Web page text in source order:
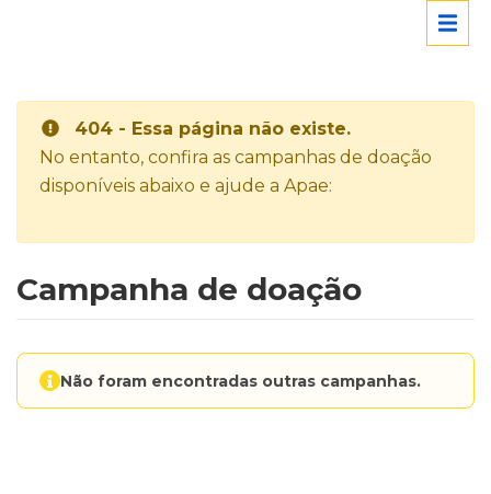
404 - Essa página não existe.
No entanto, confira as campanhas de doação
disponíveis abaixo e ajude a Apae:
Campanha de doação
Não foram encontradas outras campanhas.